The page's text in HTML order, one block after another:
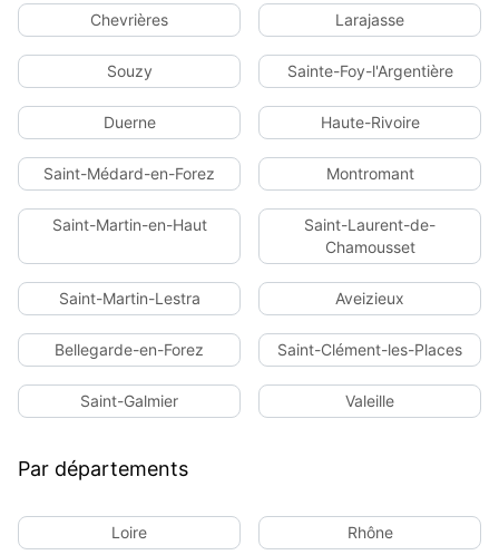
Chevrières Larajasse
Souzy Sainte-Foy-l'Argentière
Duerne Haute-Rivoire
Saint-Médard-en-Forez Montromant
Saint-Martin-en-Haut
Saint-Laurent-de-
Chamousset
Saint-Martin-Lestra Aveizieux
Bellegarde-en-Forez Saint-Clément-les-Places
Saint-Galmier Valeille
Par départements
Loire Rhône